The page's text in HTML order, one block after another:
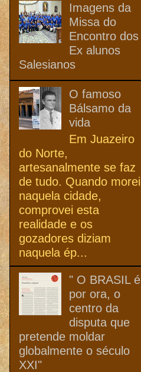
Imagens da
Missa do
Encontro dos
Ex alunos
Salesianos
O famoso
Bálsamo da
vida
Em Juazeiro
do Norte,
artesanalmente se faz
de tudo. Quando morei
naquela cidade,
comprovei esta
realidade e os
gozadores diziam
naquela ép...
" O BRASIL
por ora, o
centro da
disputa que
pretende moldar
globalmente o século
XXI"